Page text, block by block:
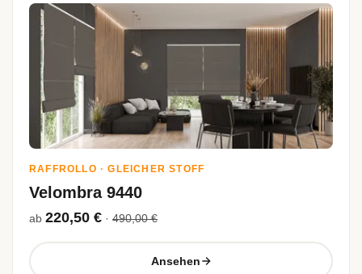
RAFFROLLO · GLEICHER STOFF
Velombra 9440
ab 220,50 € · 490,00 €
Ansehen